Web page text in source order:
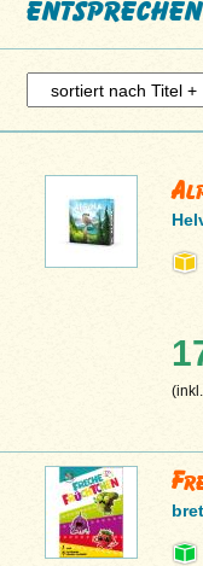
entsprechen